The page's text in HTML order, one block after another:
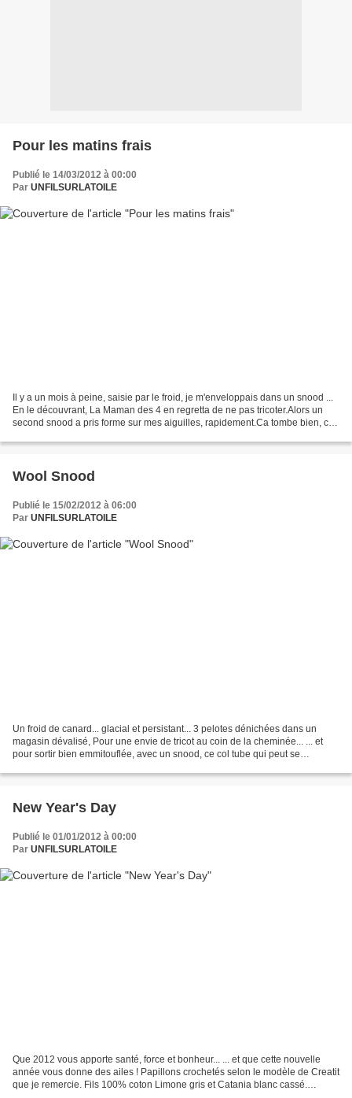
Pour les matins frais
Publié le 14/03/2012 à 00:00
Par UNFILSURLATOILE
Il y a un mois à peine, saisie par le froid, je m'enveloppais dans un snood ...
En le découvrant, La Maman des 4 en regretta de ne pas tricoter.Alors un
second snood a pris forme sur mes aiguilles, rapidement.Ca tombe bien, ces
Wool Snood
Publié le 15/02/2012 à 06:00
Par UNFILSURLATOILE
Un froid de canard... glacial et persistant... 3 pelotes dénichées dans un
magasin dévalisé, Pour une envie de tricot au coin de la cheminée... ... et
pour sortir bien emmitouflée, avec un snood, ce col tube qui peut se
New Year's Day
Publié le 01/01/2012 à 00:00
Par UNFILSURLATOILE
Que 2012 vous apporte santé, force et bonheur... ... et que cette nouvelle
année vous donne des ailes ! Papillons crochetés selon le modèle de Creatit
que je remercie. Fils 100% coton Limone gris et Catania blanc cassé.